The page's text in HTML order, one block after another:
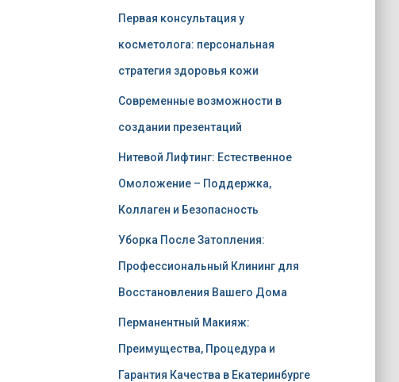
Первая консультация у
косметолога: персональная
стратегия здоровья кожи
Современные возможности в
создании презентаций
Нитевой Лифтинг: Естественное
Омоложение – Поддержка,
Коллаген и Безопасность
Уборка После Затопления:
Профессиональный Клининг для
Восстановления Вашего Дома
Перманентный Макияж:
Преимущества, Процедура и
Гарантия Качества в Екатеринбурге